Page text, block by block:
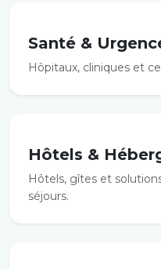
Santé &
Hôpitaux, cliniques et
Hôtels &
Hôtels, gîtes et
séjours.